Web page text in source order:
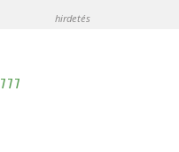
hirdetés
777